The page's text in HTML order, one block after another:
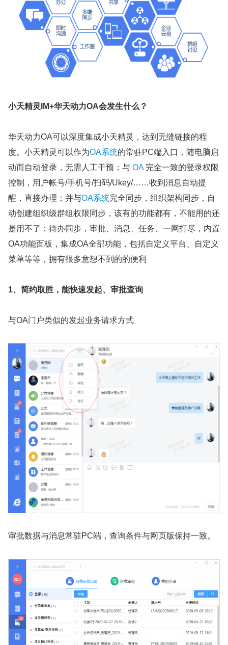
小天精灵IM+华天动力OA会发生什么？
华天动力OA可以深度集成小天精灵，达到无缝链接的程
度。小天精灵可以作为OA系统的常驻PC端入口，随电脑启
动而自动登录，无需人工干预；与 OA 完全一致的登录权限
控制，用户帐号/手机号/扫码/Ukey/……收到消息自动提
醒，直接办理；并与OA系统完全同步，组织架构同步，自
动创建组织级群组权限同步，该有的功能都有，不能用的还
是用不了；待办同步，审批、消息、任务、一网打尽，内置
OA功能面板，集成OA全部功能，包括自定义平台、自定义
菜单等等，拥有很多意想不到的的便利
1、简约取胜，能快速发起、审批查询
与OA门户类似的发起业务请求方式
审批数据与消息常驻PC端，查询条件与网页版保持一致。